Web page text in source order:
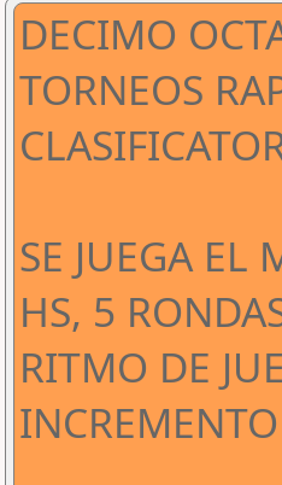
DECIMO
TORNEOS
SE JUEGA EL
HS, 5
RITMO DE
INCREMENTO